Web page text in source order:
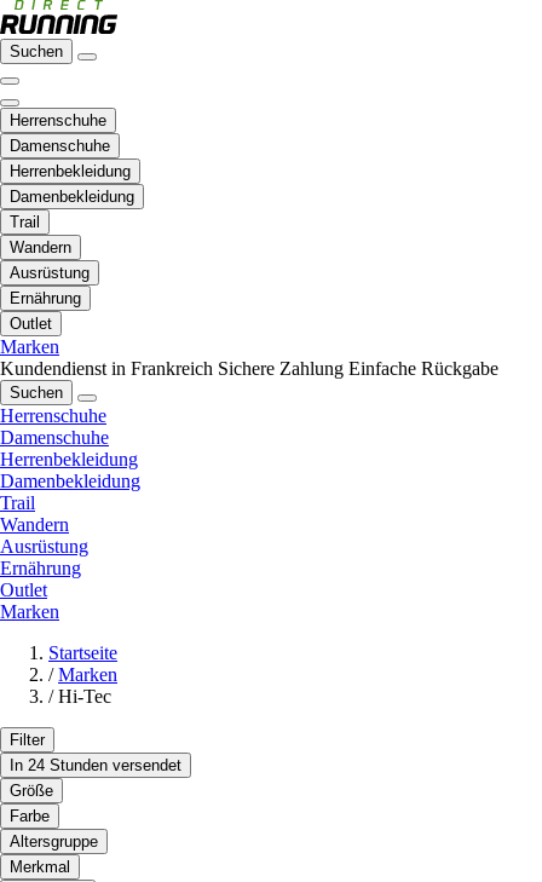
Suchen
Herrenschuhe
Damenschuhe
Herrenbekleidung
Damenbekleidung
Trail
Wandern
Ausrüstung
Ernährung
Outlet
Marken
Kundendienst in Frankreich Sichere Zahlung Einfache Rückgabe
Suchen
Herrenschuhe
Damenschuhe
Herrenbekleidung
Damenbekleidung
Trail
Wandern
Ausrüstung
Ernährung
Outlet
Marken
Startseite
/ Marken
/ Hi-Tec
Filter
In 24 Stunden versendet
Größe
Farbe
Altersgruppe
Merkmal